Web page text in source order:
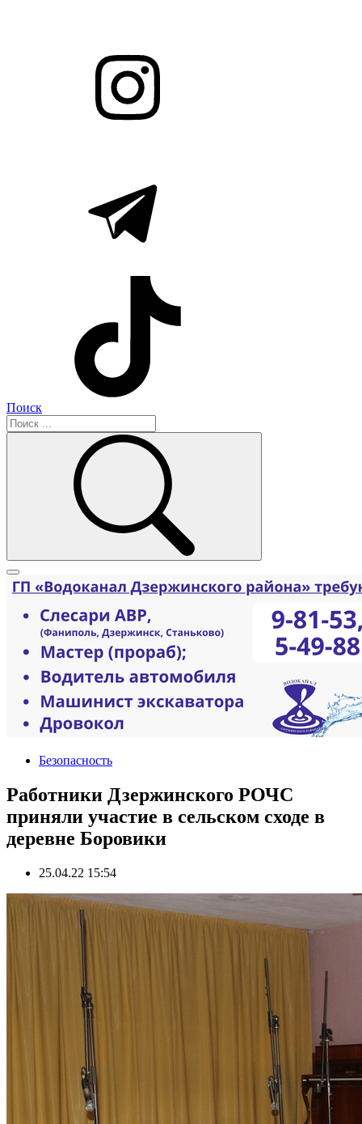
Поиск
Безопасность
Работники Дзержинского РОЧС
приняли участие в сельском сходе в
деревне Боровики
25.04.22 15:54